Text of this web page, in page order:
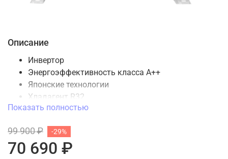
Описание
Инвертор
Энергоэффективность класса А++
Японские технологии
Хладагент R32
Возможность подключения до 5 внутренних
4 режима работы: охлаждение, обогрев,
осушение, вентиляция
Показать полностью
99 900 ₽
70 690 ₽
-29%